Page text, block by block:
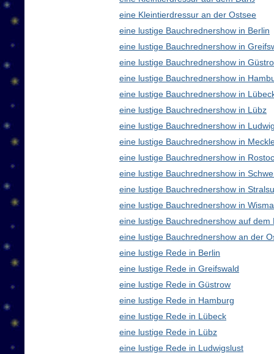
eine Kleintierdressur an der Ostsee
eine lustige Bauchrednershow in Berlin
eine lustige Bauchrednershow in
eine lustige Bauchrednershow in
eine lustige Bauchrednershow in
eine lustige Bauchrednershow in
eine lustige Bauchrednershow in Lübz
eine lustige Bauchrednershow in
eine lustige Bauchrednershow in
eine lustige Bauchrednershow in
eine lustige Bauchrednershow in
eine lustige Bauchrednershow in
eine lustige Bauchrednershow in
eine lustige Bauchrednershow auf dem
eine lustige Bauchrednershow an der
eine lustige Rede in Berlin
eine lustige Rede in Greifswald
eine lustige Rede in Güstrow
eine lustige Rede in Hamburg
eine lustige Rede in Lübeck
eine lustige Rede in Lübz
eine lustige Rede in Ludwigslust